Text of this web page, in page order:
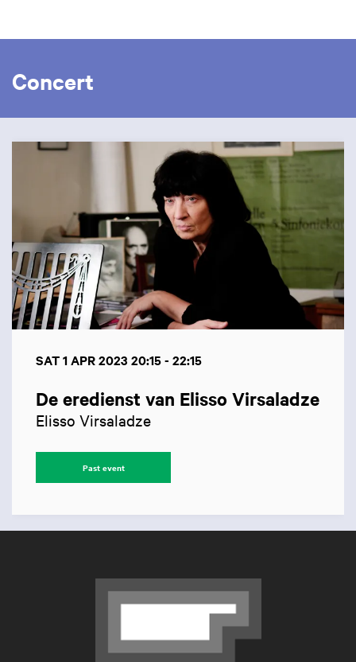
Concert
De eredienst van Elisso Virsaladze
Elisso Virsaladze
SAT 1 APR 2023 20:15 - 22:15
Past event